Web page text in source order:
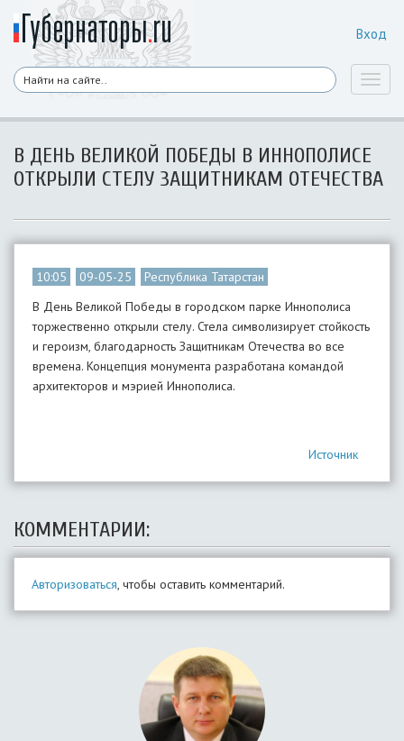
Вход
В ДЕНЬ ВЕЛИКОЙ ПОБЕДЫ В ИННОПОЛИСЕ
ОТКРЫЛИ СТЕЛУ ЗАЩИТНИКАМ ОТЕЧЕСТВА
10:05 09-05-25
Республика Татарстан
В День Великой Победы в городском парке Иннополиса
торжественно открыли стелу. Стела символизирует стойкость
и героизм, благодарность Защитникам Отечества во все
времена. Концепция монумента разработана командой
архитекторов и мэрией Иннополиса. ​
Источник
КОММЕНТАРИИ:
Авторизоваться, чтобы оставить комментарий.